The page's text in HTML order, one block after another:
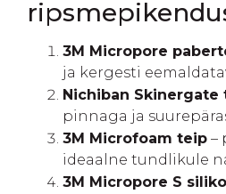
3M Micropore
ja kergesti
Nichiban Skinergate
pinnaga ja
3M Microfoam teip –
ideaalne tundlikule
3M Micropore S